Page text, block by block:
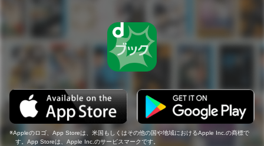
Appleのロゴ、App Storeは、米国もしくはその他の国や地域におけるApple Inc.の商標で
す。App Storeは、Apple Inc.のサービスマークです。